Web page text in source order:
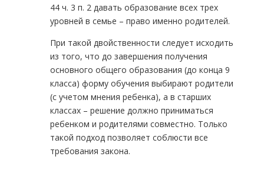
44 ч. 3 п. 2 давать образование всех трех
уровней в семье – право именно родителей.
При такой двойственности следует исходить
из того, что до завершения получения
основного общего образования (до конца 9
класса) форму обучения выбирают родители
(с учетом мнения ребенка), а в старших
классах – решение должно приниматься
ребенком и родителями совместно. Только
такой подход позволяет соблюсти все
требования закона.